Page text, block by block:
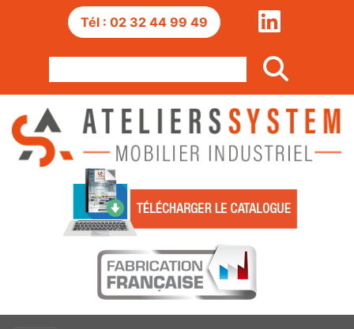
Tél : 02 32 44 99 49